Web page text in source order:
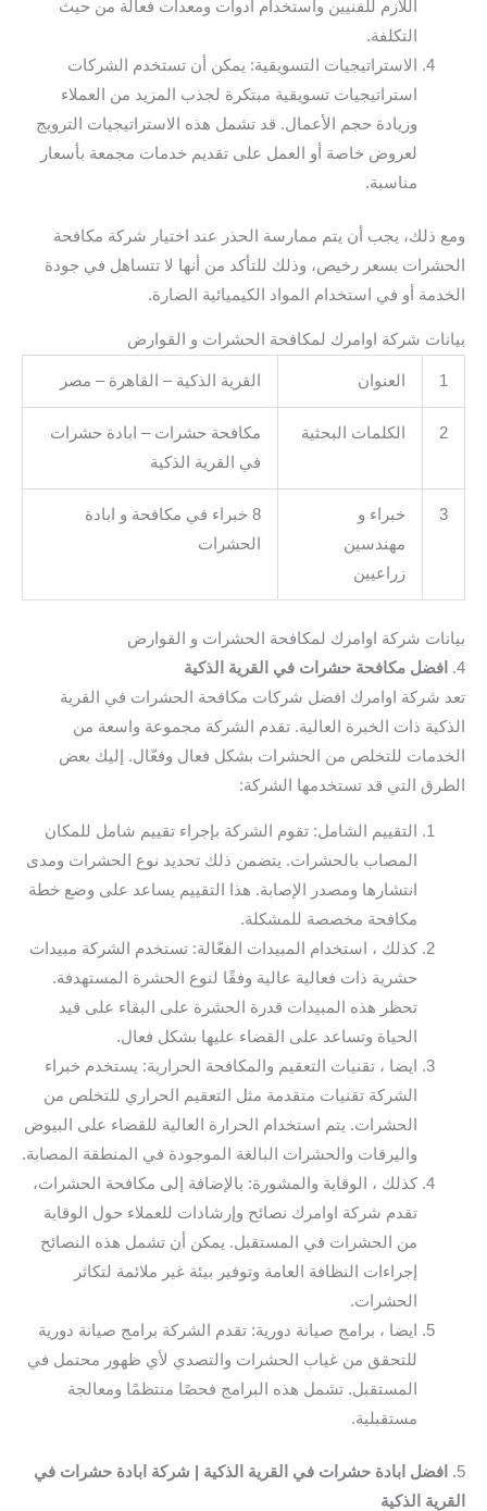
اللازم للفنيين واستخدام أدوات ومعدات فعالة من حيث
التكلفة.
الاستراتيجيات التسويقية: يمكن أن تستخدم الشركات
استراتيجيات تسويقية مبتكرة لجذب المزيد من العملاء
وزيادة حجم الأعمال. قد تشمل هذه الاستراتيجيات الترويج
لعروض خاصة أو العمل على تقديم خدمات مجمعة بأسعار
مناسبة.
ومع ذلك، يجب أن يتم ممارسة الحذر عند اختيار شركة مكافحة
الحشرات بسعر رخيص، وذلك للتأكد من أنها لا تتساهل في جودة
الخدمة أو في استخدام المواد الكيميائية الضارة.
بيانات شركة اوامرك لمكافحة الحشرات و القوارض
1 العنوان القرية الذكية – القاهرة – مصر
2 الكلمات البحثية
مكافحة حشرات – ابادة حشرات
في القرية الذكية
3
خبراء و
مهندسين
زراعيين
8 خبراء في مكافحة و ابادة
الحشرات
بيانات شركة اوامرك لمكافحة الحشرات و القوارض
4.
افضل مكافحة حشرات في القرية الذكية
تعد شركة اوامرك افضل شركات مكافحة الحشرات في القرية
الذكية ذات الخبرة العالية. تقدم الشركة مجموعة واسعة من
الخدمات للتخلص من الحشرات بشكل فعال وفعّال. إليك بعض
الطرق التي قد تستخدمها الشركة:
التقييم الشامل: تقوم الشركة بإجراء تقييم شامل للمكان
المصاب بالحشرات. يتضمن ذلك تحديد نوع الحشرات ومدى
انتشارها ومصدر الإصابة. هذا التقييم يساعد على وضع خطة
مكافحة مخصصة للمشكلة.
كذلك ، استخدام المبيدات الفعّالة: تستخدم الشركة مبيدات
حشرية ذات فعالية عالية وفقًا لنوع الحشرة المستهدفة.
تحظر هذه المبيدات قدرة الحشرة على البقاء على قيد
الحياة وتساعد على القضاء عليها بشكل فعال.
ايضا ، تقنيات التعقيم والمكافحة الحرارية: يستخدم خبراء
الشركة تقنيات متقدمة مثل التعقيم الحراري للتخلص من
الحشرات. يتم استخدام الحرارة العالية للقضاء على البيوض
واليرقات والحشرات البالغة الموجودة في المنطقة المصابة.
كذلك ، الوقاية والمشورة: بالإضافة إلى مكافحة الحشرات،
تقدم شركة اوامرك نصائح وإرشادات للعملاء حول الوقاية
من الحشرات في المستقبل. يمكن أن تشمل هذه النصائح
إجراءات النظافة العامة وتوفير بيئة غير ملائمة لتكاثر
الحشرات.
ايضا ، برامج صيانة دورية: تقدم الشركة برامج صيانة دورية
للتحقق من غياب الحشرات والتصدي لأي ظهور محتمل في
المستقبل. تشمل هذه البرامج فحصًا منتظمًا ومعالجة
مستقبلية.
5.
افضل ابادة حشرات في القرية الذكية | شركة ابادة حشرات في
القرية الذكية